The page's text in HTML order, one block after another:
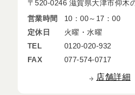
〒520-0246 滋賀県大津市仰木
営業時間
10：00～17：00
定休日
火曜・水曜
TEL
0120-020-932
FAX
077-574-0717
店舗詳細